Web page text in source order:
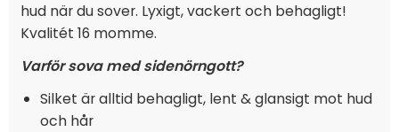
hud när du sover. Lyxigt, vackert och behagligt!
Kvalitét 16 momme.
Varför sova med sidenörngott?
Silket är alltid behagligt, lent & glansigt mot hud
och hår